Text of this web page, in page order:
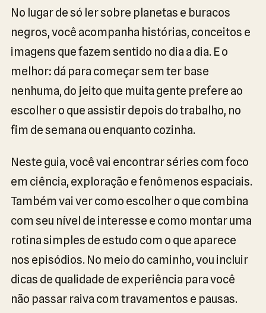
No lugar de só ler sobre planetas e buracos
negros, você acompanha histórias, conceitos e
imagens que fazem sentido no dia a dia. E o
melhor: dá para começar sem ter base
nenhuma, do jeito que muita gente prefere ao
escolher o que assistir depois do trabalho, no
fim de semana ou enquanto cozinha.
Neste guia, você vai encontrar séries com foco
em ciência, exploração e fenômenos espaciais.
Também vai ver como escolher o que combina
com seu nível de interesse e como montar uma
rotina simples de estudo com o que aparece
nos episódios. No meio do caminho, vou incluir
dicas de qualidade de experiência para você
não passar raiva com travamentos e pausas.